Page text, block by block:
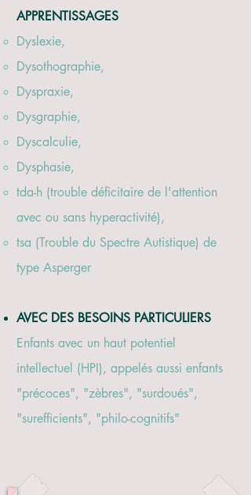
APPRENTISSAGES
Dyslexie,
Dysothographie,
Dyspraxie,
Dysgraphie,
Dyscalculie,
Dysphasie,
tda-h (trouble déficitaire de l'attention
avec ou sans hyperactivité),
tsa (Trouble du Spectre Autistique) de
type Asperger
AVEC DES BESOINS PARTICULIERS
Enfants avec un haut potentiel
intellectuel (HPI), appelés aussi enfants
"précoces", "zèbres", "surdoués",
"surefficients", "philo-cognitifs"